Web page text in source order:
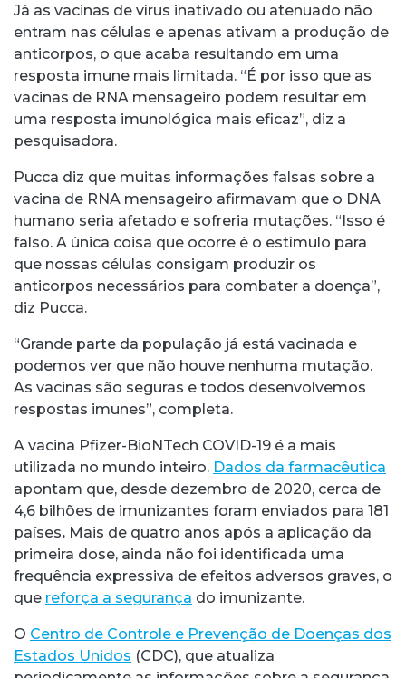
Já as vacinas de vírus inativado ou atenuado não
entram nas células e apenas ativam a produção de
anticorpos, o que acaba resultando em uma
resposta imune mais limitada. “É por isso que as
vacinas de RNA mensageiro podem resultar em
uma resposta imunológica mais eficaz”, diz a
pesquisadora.
Pucca diz que muitas informações falsas sobre a
vacina de RNA mensageiro afirmavam que o DNA
humano seria afetado e sofreria mutações. “Isso é
falso. A única coisa que ocorre é o estímulo para
que nossas células consigam produzir os
anticorpos necessários para combater a doença”,
diz Pucca.
“Grande parte da população já está vacinada e
podemos ver que não houve nenhuma mutação.
As vacinas são seguras e todos desenvolvemos
respostas imunes”, completa.
A vacina Pfizer-BioNTech COVID-19 é a mais
utilizada no mundo inteiro. Dados da farmacêutica
apontam que, desde dezembro de 2020, cerca de
4,6 bilhões de imunizantes foram enviados para 181
países. Mais de quatro anos após a aplicação da
primeira dose, ainda não foi identificada uma
frequência expressiva de efeitos adversos graves, o
que reforça a segurança do imunizante.
O Centro de Controle e Prevenção de Doenças dos
Estados Unidos (CDC), que atualiza